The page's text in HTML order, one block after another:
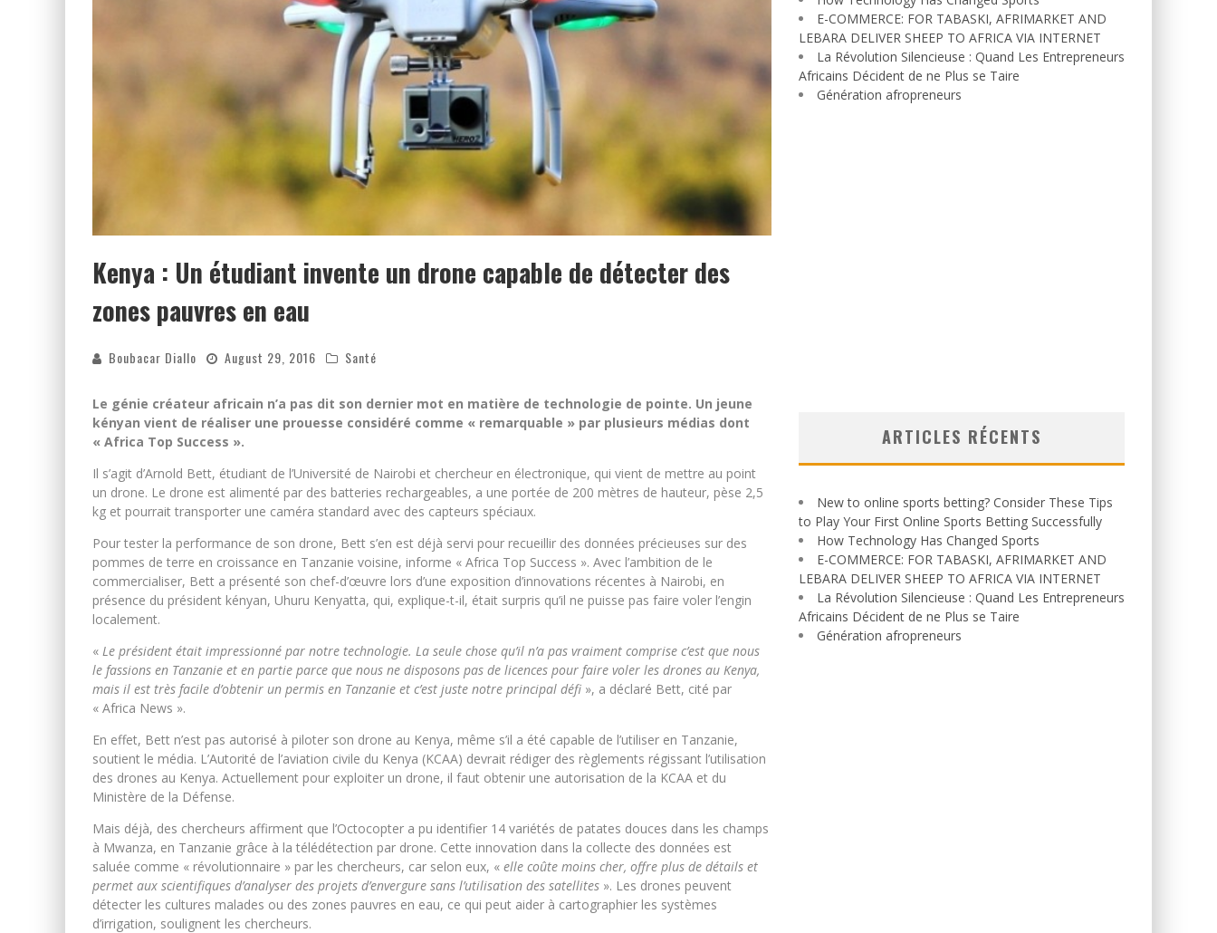
Kenya : Un étudiant invente un drone capable de détecter des
zones pauvres en eau
Boubacar Diallo August 29, 2016 Santé
Le génie créateur africain n’a pas dit son dernier mot en matière de technologie de pointe. Un jeune
kényan vient de réaliser une prouesse considéré comme « remarquable » par plusieurs médias dont
« Africa Top Success ».
Il s’agit d’Arnold Bett, étudiant de l’Université de Nairobi et chercheur en électronique, qui vient de mettre au point
un drone. Le drone est alimenté par des batteries rechargeables, a une portée de 200 mètres de hauteur, pèse 2,5
kg et pourrait transporter une caméra standard avec des capteurs spéciaux.
Pour tester la performance de son drone, Bett s’en est déjà servi pour recueillir des données précieuses sur des
pommes de terre en croissance en Tanzanie voisine, informe « Africa Top Success ». Avec l’ambition de le
commercialiser, Bett a présenté son chef-d’œuvre lors d’une exposition d’innovations récentes à Nairobi, en
présence du président kényan, Uhuru Kenyatta, qui, explique-t-il, était surpris qu’il ne puisse pas faire voler l’engin
localement.
« Le président était impressionné par notre technologie. La seule chose qu’il n’a pas vraiment comprise c’est que nous
le fassions en Tanzanie et en partie parce que nous ne disposons pas de licences pour faire voler les drones au Kenya,
mais il est très facile d’obtenir un permis en Tanzanie et c’est juste notre principal défi », a déclaré Bett, cité par
« Africa News ».
En effet, Bett n’est pas autorisé à piloter son drone au Kenya, même s’il a été capable de l’utiliser en Tanzanie,
soutient le média. L’Autorité de l’aviation civile du Kenya (KCAA) devrait rédiger des règlements régissant l’utilisation
des drones au Kenya. Actuellement pour exploiter un drone, il faut obtenir une autorisation de la KCAA et du
Ministère de la Défense.
Mais déjà, des chercheurs affirment que l’Octocopter a pu identifier 14 variétés de patates douces dans les champs
à Mwanza, en Tanzanie grâce à la télédétection par drone. Cette innovation dans la collecte des données est
saluée comme « révolutionnaire » par les chercheurs, car selon eux, « elle coûte moins cher, offre plus de détails et
permet aux scientifiques d’analyser des projets d’envergure sans l’utilisation des satellites ». Les drones peuvent
détecter les cultures malades ou des zones pauvres en eau, ce qui peut aider à cartographier les systèmes
d’irrigation, soulignent les chercheurs.
E-COMMERCE: FOR TABASKI, AFRIMARKET AND
LEBARA DELIVER SHEEP TO AFRICA VIA INTERNET
La Révolution Silencieuse : Quand Les Entrepreneurs
Africains Décident de ne Plus se Taire
Génération afropreneurs
ARTICLES RÉCENTS
New to online sports betting? Consider These Tips
to Play Your First Online Sports Betting Successfully
How Technology Has Changed Sports
E-COMMERCE: FOR TABASKI, AFRIMARKET AND
LEBARA DELIVER SHEEP TO AFRICA VIA INTERNET
La Révolution Silencieuse : Quand Les Entrepreneurs
Africains Décident de ne Plus se Taire
Génération afropreneurs